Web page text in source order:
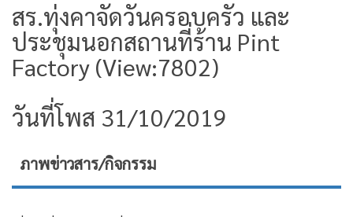
สร.ทุ่งคาจัดวันครอบครัว และ
ประชุมนอกสถานที่ร้าน Pint
Factory (View:7802)
วันที่โพส 31/10/2019
ภาพข่าวสาร/กิจกรรม